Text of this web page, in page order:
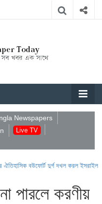
Newspapers
Live TV
বউফোর্ট দুর্গ দখল করল ইসরাইল|
পারলে করণীয়